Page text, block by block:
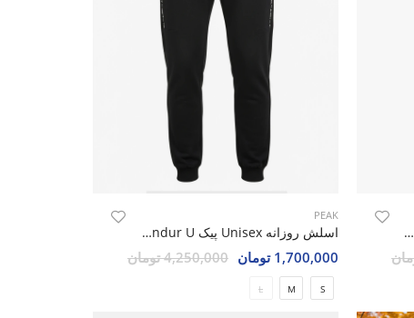
اسلش روزانه زنانه پیک Peak Cozy W
PEAK
اسلش روزانه Unisex پیک Peak Endur U
1,700,000 تومان 4,250,000 تومان
S
M
L